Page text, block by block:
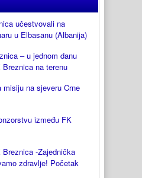
učestvovali na
u Elbasanu (Albanija)
– u jednom danu
na terenu
na sjeveru Crne
između FK
-Zajednička
zdravlje! Početak